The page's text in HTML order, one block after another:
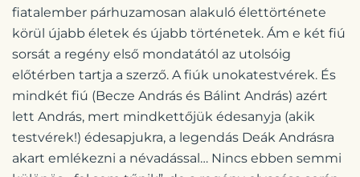
fiatalember párhuzamosan alakuló élettörténete
körül újabb életek és újabb történetek. Ám e két fiú
sorsát a regény első mondatától az utolsóig
előtérben tartja a szerző. A fiúk unokatestvérek. És
mindkét fiú (Becze András és Bálint András) azért
lett András, mert mindkettőjük édesanyja (akik
testvérek!) édesapjukra, a legendás Deák Andrásra
akart emlékezni a névadással… Nincs ebben semmi